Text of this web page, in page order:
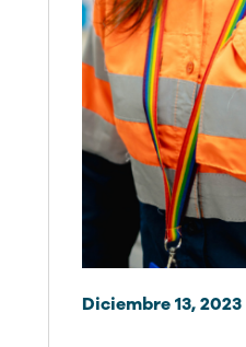
Diciembre 13, 2023